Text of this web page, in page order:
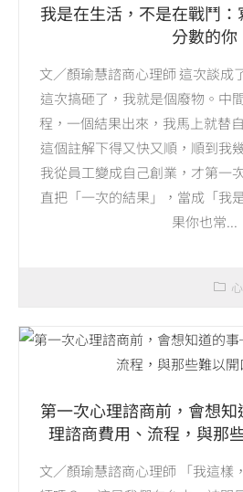
我是在生活，不是在戰鬥
分數的你
文／顏瑜慧諮商心理師 這次談成
這次搞砸了，我就是個廢物。中
程，一個結果出來，我馬上就替
這個註解下得又快又順，順到我
我從員工變成自己創業，才第
直把「一次的結果」，當成「我
果你也常...
第一次心理諮商前，會想
理諮商費用、流程，與那
文／顏瑜慧諮商心理師 「我這樣